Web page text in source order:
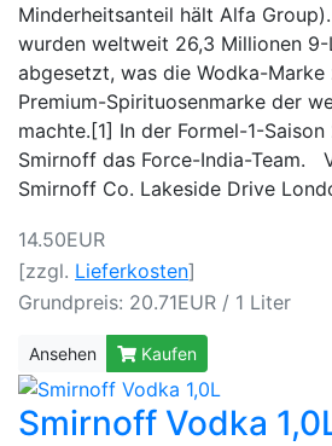
Minderheitsanteil hält Alfa
wurden weltweit 26,3 Millionen
abgesetzt, was die Wodka-
Premium-Spirituosenmarke der
machte.[1] In der Formel-1-
Smirnoff das Force-India-Team.
Smirnoff Co. Lakeside Drive
14.50EUR
[zzgl. Lieferkosten]
Grundpreis: 20.71EUR / 1 Liter
Ansehen Kaufen
Smirnoff Vodka